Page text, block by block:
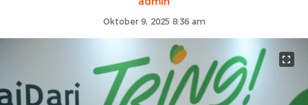
Oktober 9, 2025 8:36 am